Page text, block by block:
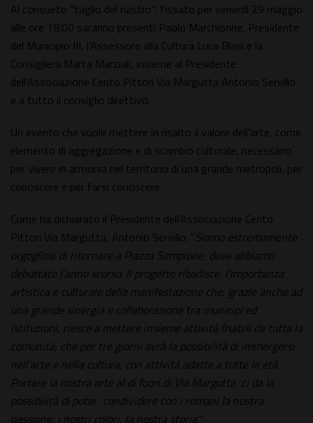
Al consueto "taglio del nastro", fissato per venerdì 29 maggio
alle ore 18.00 saranno presenti Paolo Marchionne, Presidente
del Municipio III, l'Assessore alla Cultura Luca Blasi e la
Consigliera Marta Marziali, insieme al Presidente
dell'Associazione Cento Pittori Via Margutta Antonio Servillo
e a tutto il consiglio direttivo.
Un evento che vuole mettere in risalto il valore dell'arte, come
elemento di aggregazione e di scambio culturale, necessario
per vivere in armonia nel territorio di una grande metropoli, per
conoscere e per farsi conoscere.
Come ha dichiarato il Presidente dell'Associazione Cento
Pittori Via Margutta, Antonio Servillo: "Siamo estremamente
orgogliosi di ritornare a Piazza Sempione, dove abbiamo
debuttato l'anno scorso. Il progetto ribadisce l'importanza
artistica e culturale della manifestazione che, grazie anche ad
una grande sinergia e collaborazione tra municipi ed
istituzioni, riesce a mettere insieme attività fruibili da tutta la
comunità, che per tre giorni avrà la possibilità di immergersi
nell'arte e nella cultura, con attività adatte a tutte le età.
Portare la nostra arte al di fuori di Via Margutta ci da la
possibilità di poter condividere con i romani la nostra
passione, i nostri colori, la nostra storia."